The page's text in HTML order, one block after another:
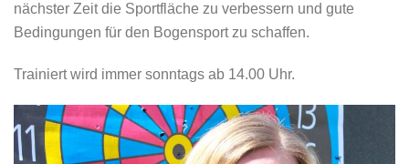
nächster Zeit die Sportfläche zu verbessern und gute
Bedingungen für den Bogensport zu schaffen.
Trainiert wird immer sonntags ab 14.00 Uhr.